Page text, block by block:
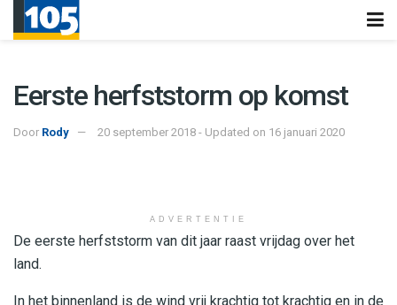
Eerste herfststorm op komst
Door Rody 20 september 2018 - Updated on 16 januari 2020
ADVERTENTIE
De eerste herfststorm van dit jaar raast vrijdag over het
land.
In het binnenland is de wind vrij krachtig tot krachtig en in de